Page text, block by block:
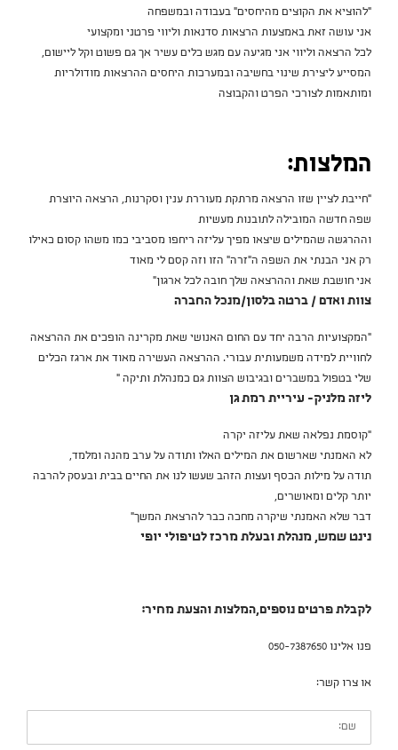
"להוציא את הקוצים מהיחסים" בעבודה ובמשפחה
אני עושה זאת באמצעות הרצאות סדנאות וליווי פרטני ומקצועי
לכל הרצאה וליווי אני מגיעה עם מגש כלים עשיר אך גם פשוט וקל ליישום,
המסייע ליצירת שינוי בחשיבה ובמערכות היחסים ההרצאות מודולריות
ומותאמות לצורכי הפרט והקבוצה
המלצות:
"חייבת לציין שזו הרצאה מרתקת מעוררת ענין וסקרנות, הרצאה היוצרת
שפה חדשה המובילה לתובנות מעשיות
וההרגשה שהמילים שיצאו מפיך עליזה ריחפו מסביבי כמו משהו קסום כאילו
רק אני הבנתי את השפה ה"זרה" הזו וזה קסם לי מאוד
אני חושבת שאת וההרצאה שלך חובה לכל ארגון"
צוות ואדם / ברטה בלסון/מנכל החברה
"המקצועיות הרבה יחד עם החום האנושי שאת מקרינה הופכים את ההרצאה
לחוויית למידה משמעותית עבורי. ההרצאה העשירה מאוד את ארגז הכלים
שלי בטפול במשברים ובגיבוש הצוות גם כמנהלת ותיקה "
ליזה מלניק- עיריית רמת גן
"קוסמת נפלאה שאת עליזה יקרה
לא האמנתי שארשום את המילים האלו ותודה על ערב מהנה ומלמד,
תודה על מילות הכסף ועצות הזהב שעשו לנו את החיים בבית ובעסק להרבה
יותר קלים ומאושרים,
דבר שלא האמנתי שיקרה מחכה כבר להרצאת המשך"
נינט שמש, מנהלת ובעלת מרכז לטיפולי יופי
לקבלת פרטים נוספים,המלצות והצעת מחיר:
פנו אלינו 050-7387650
או צרו קשר:
שם: